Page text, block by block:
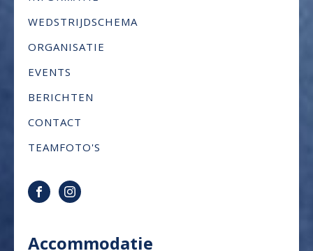
WEDSTRIJDSCHEMA
ORGANISATIE
EVENTS
BERICHTEN
CONTACT
TEAMFOTO'S
Accommodatie